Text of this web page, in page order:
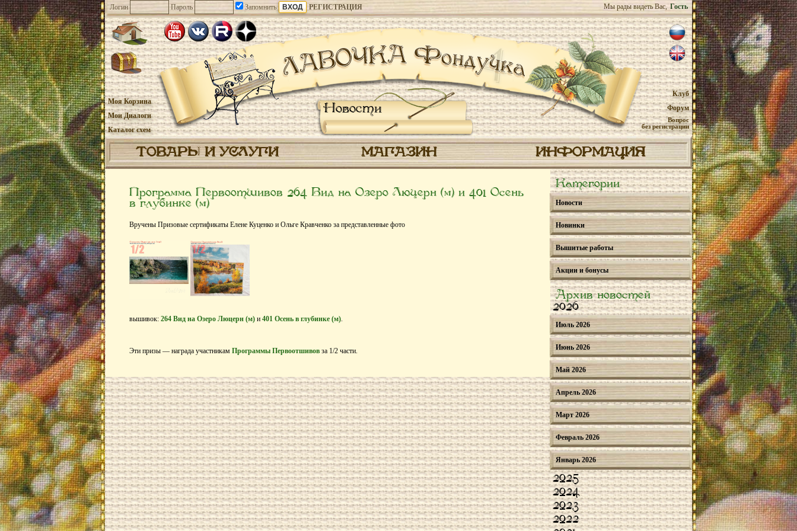
Логин Пароль Запомнить РЕГИСТРАЦИЯ Мы рады видеть Вас, Гость
Новости
Моя Корзина
Мои Диалоги
Каталог схем
Клуб
Форум
Вопрос
без регистрации
ТОВАРЫ И УСЛУГИ МАГАЗИН ИНФОРМАЦИЯ
Программа Первоотшивов 264 Вид на Озеро Люцерн (м) и 401 Осень
в глубинке (м)
Вручены Призовые сертификаты Елене Куценко и Ольге Кравченко за представленные фото
вышивок: 264 Вид на Озеро Люцерн (м) и 401 Осень в глубинке (м).
Эти призы — награда участникам Программы Первоотшивов за 1/2 части.
Категории
Новости
Новинки
Вышитые работы
Акции и бонусы
Архив новостей
2026
Июль 2026
Июнь 2026
Май 2026
Апрель 2026
Март 2026
Февраль 2026
Январь 2026
2025
2024
2023
2022